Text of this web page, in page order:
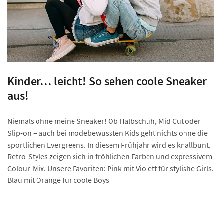
Kinder… leicht! So sehen coole Sneaker
aus!
Niemals ohne meine Sneaker! Ob Halbschuh, Mid Cut oder
Slip-on – auch bei modebewussten Kids geht nichts ohne die
sportlichen Evergreens. In diesem Frühjahr wird es knallbunt.
Retro-Styles zeigen sich in fröhlichen Farben und expressivem
Colour-Mix. Unsere Favoriten: Pink mit Violett für stylishe Girls.
Blau mit Orange für coole Boys.